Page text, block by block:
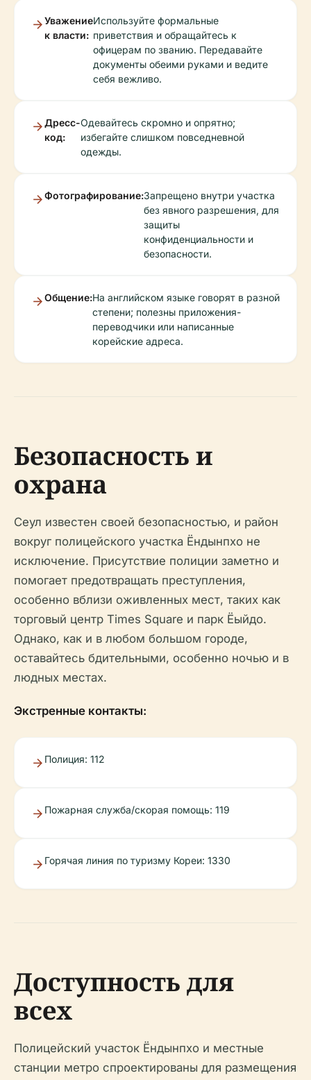
Уважение
к власти:
Используйте формальные
приветствия и обращайтесь к
офицерам по званию. Передавайте
документы обеими руками и ведите
себя вежливо.
Дресс-
код:
Одевайтесь скромно и опрятно;
избегайте слишком повседневной
одежды.
Фотографирование:Запрещено внутри участка
без явного разрешения, для
защиты
конфиденциальности и
безопасности.
Общение:На английском языке говорят в разной
степени; полезны приложения-
переводчики или написанные
корейские адреса.
Безопасность и
охрана
Сеул известен своей безопасностью, и район
вокруг полицейского участка Ёндынпхо не
исключение. Присутствие полиции заметно и
помогает предотвращать преступления,
особенно вблизи оживленных мест, таких как
торговый центр Times Square и парк Ёыйдо.
Однако, как и в любом большом городе,
оставайтесь бдительными, особенно ночью и в
людных местах.
Экстренные контакты:
Полиция: 112
Пожарная служба/скорая помощь: 119
Горячая линия по туризму Кореи: 1330
Доступность для
всех
Полицейский участок Ёндынпхо и местные
станции метро спроектированы для размещения